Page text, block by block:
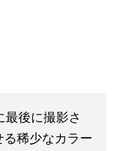
最後に撮影さ
稀少なカラー